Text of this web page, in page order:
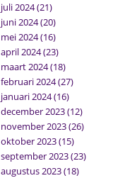
juli 2024(21)
juni 2024(20)
mei 2024(16)
april 2024(23)
maart 2024(18)
februari 2024(27)
januari 2024(16)
december 2023(12)
november 2023(26)
oktober 2023(15)
september 2023(23)
augustus 2023(18)